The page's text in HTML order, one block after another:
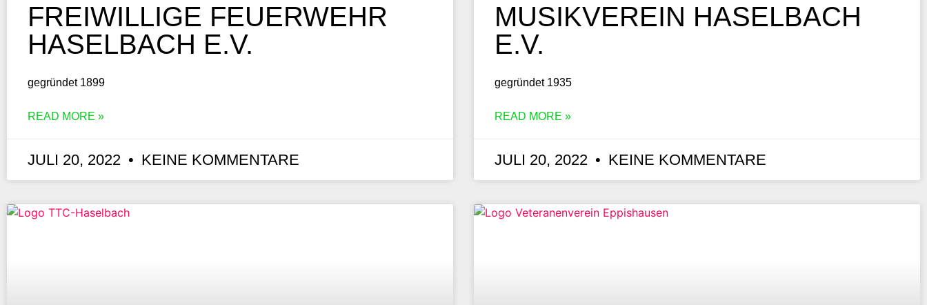
FREIWILLIGE FEUERWEHR
HASELBACH E.V.
gegründet 1899
READ MORE »
JULI 20, 2022 KEINE KOMMENTARE
MUSIKVEREIN HASELBACH
E.V.
gegründet 1935
READ MORE »
JULI 20, 2022 KEINE KOMMENTARE